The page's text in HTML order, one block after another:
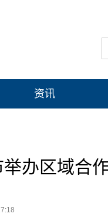
资讯
办区域合